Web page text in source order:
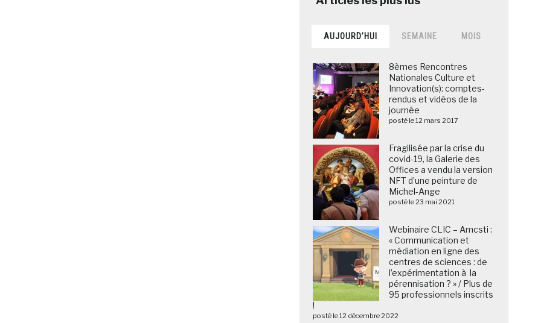
AUJOURD’HUI SEMAINE MOIS
8èmes Rencontres
Nationales Culture et
Innovation(s): comptes-
rendus et vidéos de la
journée
posté le 12 mars 2017
Fragilisée par la crise du
covid-19, la Galerie des
Offices a vendu la version
NFT d’une peinture de
Michel-Ange
posté le 23 mai 2021
Webinaire CLIC – Amcsti :
« Communication et
médiation en ligne des
centres de sciences : de
l’expérimentation à la
pérennisation ? » / Plus de
95 professionnels inscrits
!
posté le 12 décembre 2022